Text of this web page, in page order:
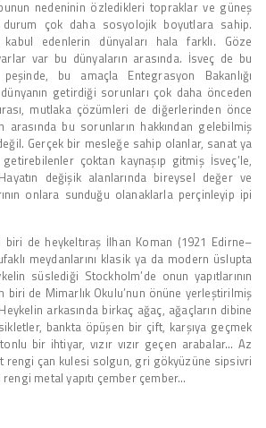
nedeninin özledikleri topraklar ve güneş
çok daha sosyolojik boyutlara sahip.
edenlerin dünyaları hala farklı. Göze
var bu dünyaların arasında. İsveç de bu
bu amaçla Entegrasyon Bakanlığı
getirdiği sorunları çok daha önceden
mutlaka çözümleri de diğerlerinden önce
arasında bu sorunların hakkından gelebilmiş
Gerçek bir mesleğe sahip olanlar, sanat ya
çoktan kaynaşıp gitmiş İsveç’le,
değişik alanlarında bireysel değer ve
onlara sunduğu olanaklarla perçinleyip ipi
de heykeltıraş İlhan Koman (1921 Edirne–
meydanlarını klasik ya da modern üslupta
süslediği Stockholm’de onun yapıtlarının
biri de Mimarlık Okulu’nun önüne yerleştirilmiş
arkasında birkaç ağaç, ağaçların dibine
bankta öpüşen bir çift, karşıya geçmek
bir ihtiyar, vızır vızır geçen arabalar… Az
rengi çan kulesi solgun, gri gökyüzüne sipsivri
rengi metal yapıtı çember çember…